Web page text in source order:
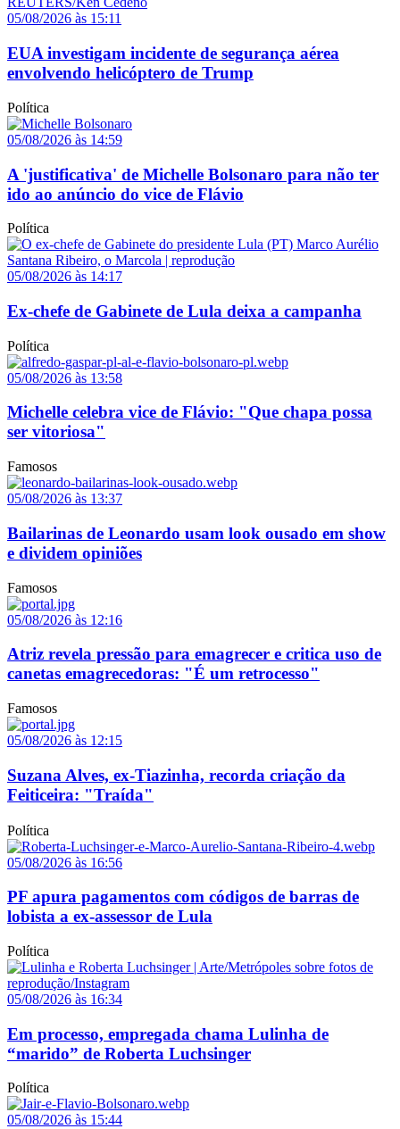
05/08/2026 às 15:11
EUA investigam incidente de segurança aérea
envolvendo helicóptero de Trump
Política
05/08/2026 às 14:59
A 'justificativa' de Michelle Bolsonaro para não ter
ido ao anúncio do vice de Flávio
Política
05/08/2026 às 14:17
Ex-chefe de Gabinete de Lula deixa a campanha
Política
05/08/2026 às 13:58
Michelle celebra vice de Flávio: "Que chapa possa
ser vitoriosa"
Famosos
05/08/2026 às 13:37
Bailarinas de Leonardo usam look ousado em show
e dividem opiniões
Famosos
05/08/2026 às 12:16
Atriz revela pressão para emagrecer e critica uso de
canetas emagrecedoras: "É um retrocesso"
Famosos
05/08/2026 às 12:15
Suzana Alves, ex-Tiazinha, recorda criação da
Feiticeira: "Traída"
Política
05/08/2026 às 16:56
PF apura pagamentos com códigos de barras de
lobista a ex-assessor de Lula
Política
05/08/2026 às 16:34
Em processo, empregada chama Lulinha de
“marido” de Roberta Luchsinger
Política
05/08/2026 às 15:44